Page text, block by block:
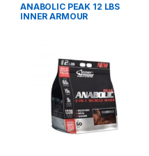
ANABOLIC PEAK 12 LBS
INNER ARMOUR